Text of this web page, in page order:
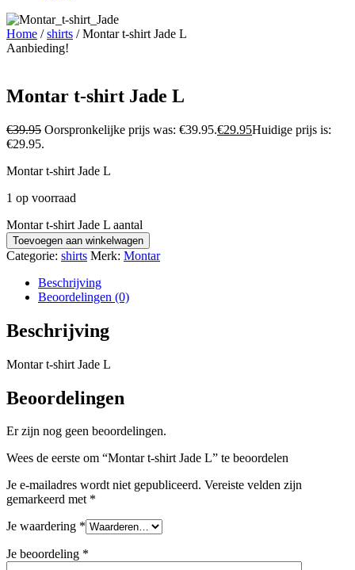
Home /shirts / Montar t-shirt Jade L
Aanbieding!
Montar t-shirt Jade L
€39.95 Oorspronkelijke prijs was: €39.95.€29.95Huidige prijs is:
€29.95.
Montar t-shirt Jade L
1 op voorraad
Montar t-shirt Jade L aantal
Toevoegen aan winkelwagen
Categorie: shirts Merk: Montar
Beschrijving
Beoordelingen (0)
Beschrijving
Montar t-shirt Jade L
Beoordelingen
Er zijn nog geen beoordelingen.
Wees de eerste om “Montar t-shirt Jade L” te beoordelen
Je e-mailadres wordt niet gepubliceerd. Vereiste velden zijn
gemarkeerd met *
Je waardering *
Je beoordeling *